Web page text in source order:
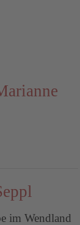
im Wendland